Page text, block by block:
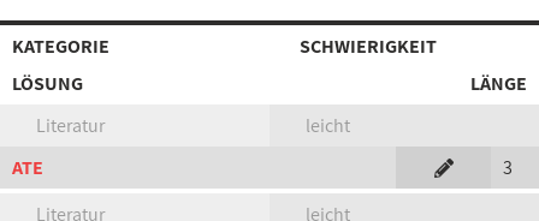
KATEGORIE
SCHWIERIGKEIT
LÖSUNG
LÄNGE
Literatur
leicht
ATE
3
Literatur
leicht